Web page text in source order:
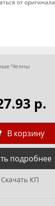
от оригинала
Челны
р.
В корзину
подробнее
Скачать КП